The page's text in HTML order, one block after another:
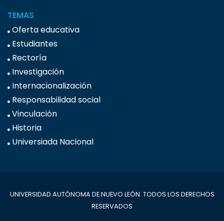
TEMAS
Oferta educativa
Estudiantes
Rectoría
Investigación
Internacionalización
Responsabilidad social
Vinculación
Historia
Universiada Nacional
UNIVERSIDAD AUTÓNOMA DE NUEVO LEÓN. TODOS LOS DERECHOS
RESERVADOS